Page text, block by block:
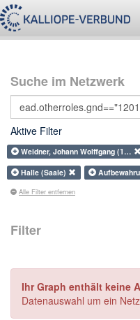
Suche im Netzwerk
Aktive Filter
Weidner, Johann Wolffgang (1…
Halle (Saale)
Alle Filter entfernen
Filter
Ihr Graph enthält keine
Datenauswahl um ein